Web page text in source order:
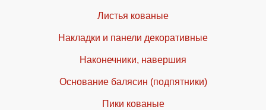
Листья кованые
Накладки и панели декоративные
Наконечники, навершия
Основание балясин (подпятники)
Пики кованые